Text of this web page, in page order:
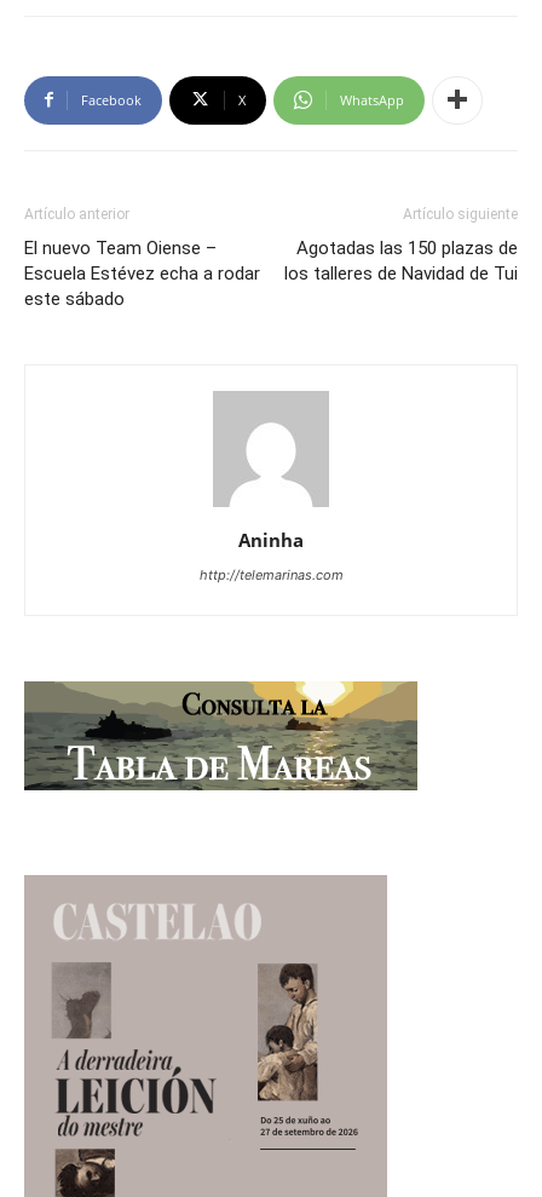
Facebook X WhatsApp
Artículo anterior
El nuevo Team Oiense –
Escuela Estévez echa a rodar
este sábado
Artículo siguiente
Agotadas las 150 plazas de
los talleres de Navidad de Tui
Aninha
http://telemarinas.com